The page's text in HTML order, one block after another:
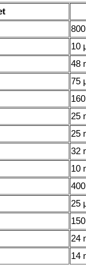
10
48
75
25
25
32
10
25
24
14